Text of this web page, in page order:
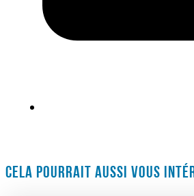
CELA POURRAIT AUSSI VOUS